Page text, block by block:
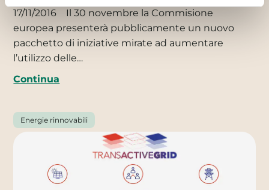
17/11/2016
Il 30 novembre la Commisione
europea presenterà pubblicamente un nuovo
pacchetto di iniziative mirate ad aumentare
l’utilizzo delle…
Continua
Energie rinnovabili